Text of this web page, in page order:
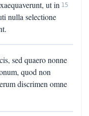
ut in
nulla selectione
15
sed quaero nonne
quod non
discrimen omne